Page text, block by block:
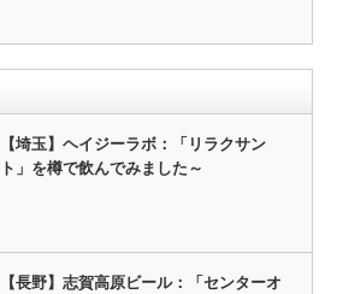
【埼玉】ヘイジーラボ：「リラクサン
ト」を樽で飲んでみました～
【長野】志賀高原ビール：「センターオ